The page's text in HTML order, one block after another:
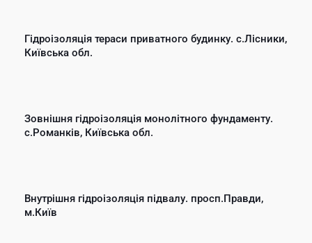
Гідроізоляція тераси приватного будинку. с.Лісники,
Київська обл.
Зовнішня гідроізоляція монолітного фундаменту.
с.Романків, Київська обл.
Внутрішня гідроізоляція підвалу. просп.Правди,
м.Київ